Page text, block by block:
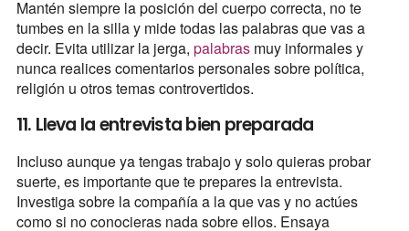
Mantén siempre la posición del cuerpo correcta, no te
tumbes en la silla y mide todas las palabras que vas a
decir. Evita utilizar la jerga, palabras muy informales y
nunca realices comentarios personales sobre política,
religión u otros temas controvertidos.
11. Lleva la entrevista bien preparada
Incluso aunque ya tengas trabajo y solo quieras probar
suerte, es importante que te prepares la entrevista.
Investiga sobre la compañía a la que vas y no actúes
como si no conocieras nada sobre ellos. Ensaya